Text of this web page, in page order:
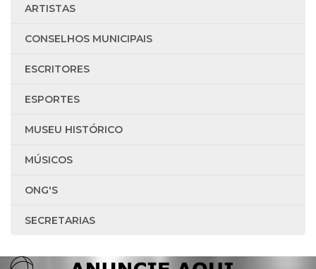
ARTISTAS
CONSELHOS MUNICIPAIS
ESCRITORES
ESPORTES
MUSEU HISTÓRICO
MÚSICOS
ONG'S
SECRETARIAS